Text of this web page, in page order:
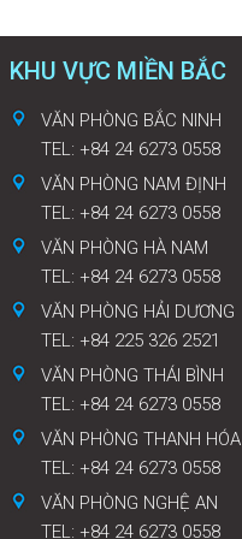
KHU VỰC MIỀN BẮC
VĂN PHÒNG BẮC NINH
TEL: +84 24 6273 0558
VĂN PHÒNG NAM ĐỊNH
TEL: +84 24 6273 0558
VĂN PHÒNG HÀ NAM
TEL: +84 24 6273 0558
VĂN PHÒNG HẢI DƯƠNG
TEL: +84 225 326 2521
VĂN PHÒNG THÁI BÌNH
TEL: +84 24 6273 0558
VĂN PHÒNG THANH HÓA
TEL: +84 24 6273 0558
VĂN PHÒNG NGHỆ AN
TEL: +84 24 6273 0558